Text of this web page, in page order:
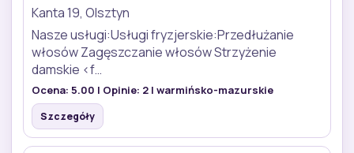
Kanta 19, Olsztyn
Nasze usługi:Usługi fryzjerskie:Przedłużanie
włosów Zagęszczanie włosów Strzyżenie
damskie <f…
Ocena: 5.00 | Opinie: 2 | warmińsko-mazurskie
Szczegóły